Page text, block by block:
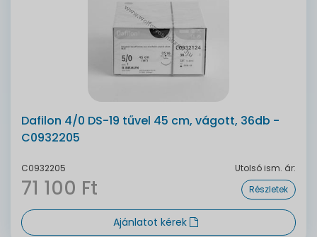
Dafilon 4/0 DS-19 tűvel 45 cm, vágott, 36db -
C0932205
C0932205 Utolsó ism. ár:
71 100 Ft Részletek
Ajánlatot kérek